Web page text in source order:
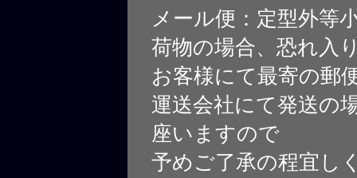
メール便：定型外等
荷物の場合、恐れ入
お客様にて最寄の郵
運送会社にて発送の
座いますので
予めご了承の程宜し